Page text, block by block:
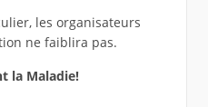
les organisateurs
ne faiblira pas.
la Maladie!